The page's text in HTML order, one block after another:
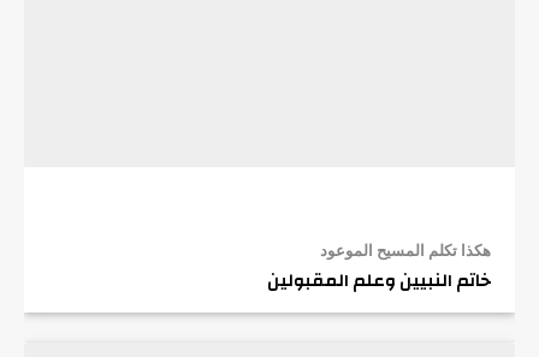
هكذا تكلم المسيح الموعود
خاتم النبيين وعلم المقبولين